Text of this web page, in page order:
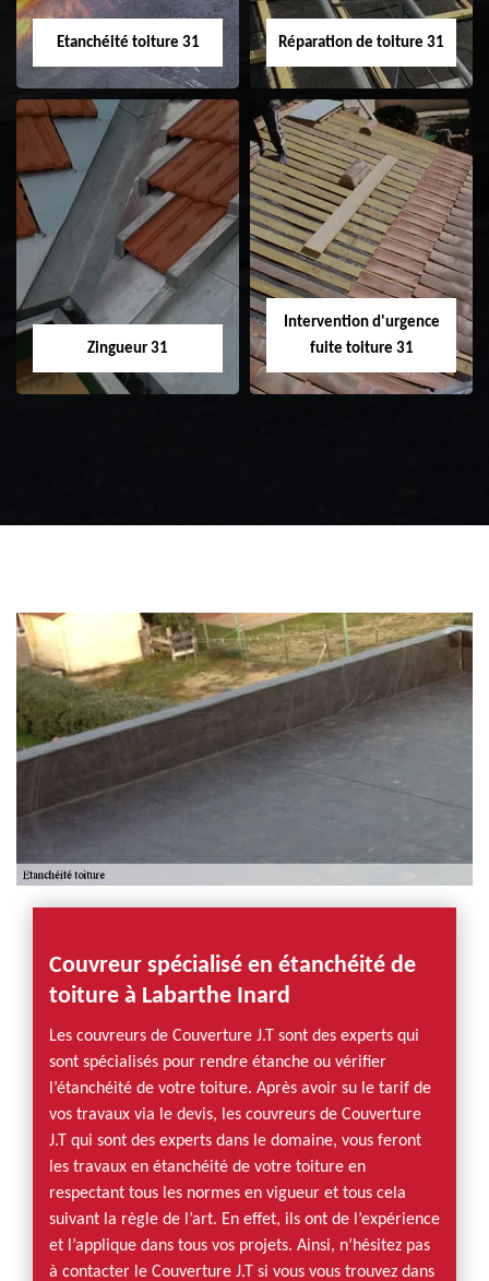
Etanchéité toiture 31
Etanchéité toiture
31
Réparation de toiture 31
Réparation de
toiture 31
Zingueur 31
Intervention d'urgence
fuite toiture 31
Couvreur spécialisé en étanchéité de
toiture à Labarthe Inard
Les couvreurs de Couverture J.T sont des experts qui
sont spécialisés pour rendre étanche ou vérifier
l’étanchéité de votre toiture. Après avoir su le tarif de
vos travaux via le devis, les couvreurs de Couverture
J.T qui sont des experts dans le domaine, vous feront
les travaux en étanchéité de votre toiture en
respectant tous les normes en vigueur et tous cela
suivant la règle de l’art. En effet, ils ont de l’expérience
et l’applique dans tous vos projets. Ainsi, n’hésitez pas
à contacter le Couverture J.T si vous vous trouvez dans